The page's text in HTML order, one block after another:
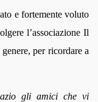
e fortemente voluto
l’associazione Il
per ricordare a
gli amici che vi